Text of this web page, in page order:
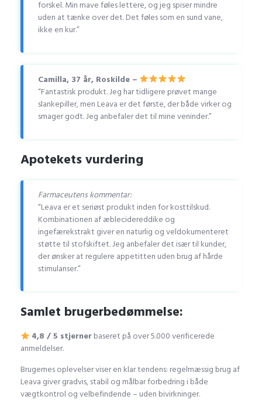
forskel. Min mave føles lettere, og jeg spiser mindre
uden at tænke over det. Det føles som en sund vane,
ikke en kur.”
Camilla, 37 år, Roskilde –
“Fantastisk produkt. Jeg har tidligere prøvet mange
slankepiller, men Leava er det første, der både virker og
smager godt. Jeg anbefaler det til mine veninder.”
Apotekets vurdering
Farmaceutens kommentar:
“Leava er et seriøst produkt inden for kosttilskud.
Kombinationen af æblecidereddike og
ingefærekstrakt giver en naturlig og veldokumenteret
støtte til stofskiftet. Jeg anbefaler det især til kunder,
der ønsker at regulere appetitten uden brug af hårde
stimulanser.”
Samlet brugerbedømmelse:
4,8 / 5 stjernerbaseret på over 5.000 verificerede
anmeldelser.
Brugernes oplevelser viser en klar tendens: regelmæssig brug af
Leava giver gradvis, stabil og målbar forbedring i både
vægtkontrol og velbefindende – uden bivirkninger.